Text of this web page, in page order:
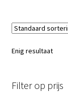
Enig resultaat
Filter op prijs